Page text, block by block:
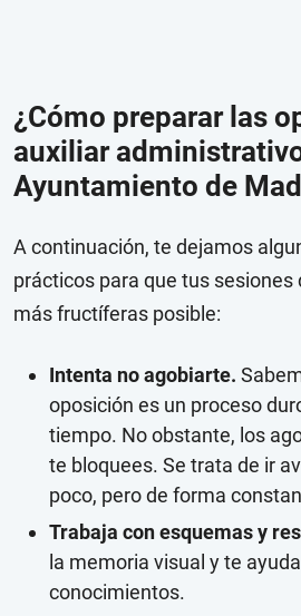
¿Cómo preparar las
auxiliar
Ayuntamiento de
A continuación, te dejamos
prácticos para que tus sesiones
más fructíferas posible:
Intenta no agobiarte.
oposición es un proceso
tiempo. No obstante, los
te bloquees. Se trata de ir
poco, pero de forma
Trabaja con esquemas y
la memoria visual y te
conocimientos.